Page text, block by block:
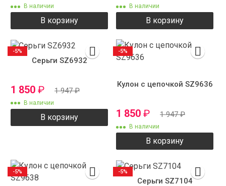
В наличии
В корзину
В наличии
В корзину
Серьги SZ6932
1 850 ₽ 1 947₽
В наличии
В корзину
-5%
Кулон с цепочкой SZ9636
1 850 ₽ 1 947₽
В наличии
В корзину
-5%
-5%
Серьги SZ7104
-5%